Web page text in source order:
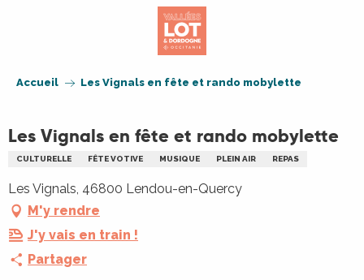
Accueil Les Vignals en fête et rando mobylette
Les Vignals en fête et rando mobylette
CULTURELLE FÊTE VOTIVE MUSIQUE PLEIN AIR REPAS
Les Vignals, 46800 Lendou-en-Quercy
M'y rendre
J'y vais en train !
Partager